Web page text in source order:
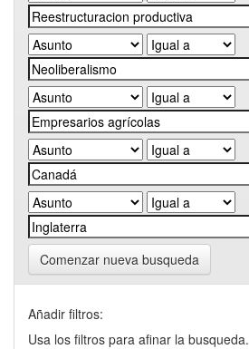
Comenzar nueva busqueda
Añadir filtros:
Usa los filtros para afinar la busqueda.